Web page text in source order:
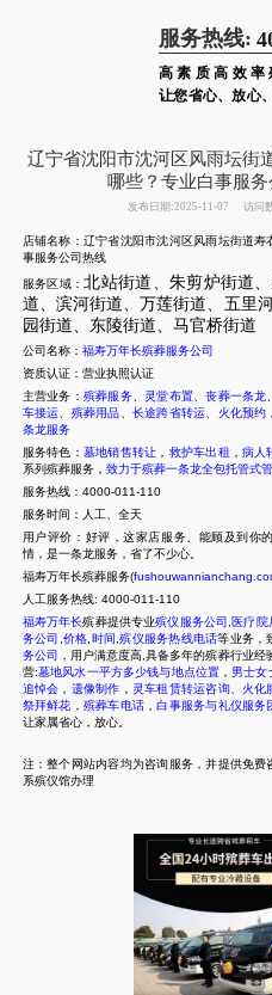
服务热线:
高素质高效率
让您省心、放心
辽宁省沈阳市沈河区风雨坛街
哪些？专业白事服
发布日期:2025-11-07 访问
店铺名称：辽宁省沈阳市沈河区风雨坛街道寿
事服务公司热线
服务区域：北站街道、朱剪炉街道
道、滨河街道、万莲街道、五里
园街道、东陵街道、马官桥街道
公司名称： 福寿万年长殡葬服务公司
资质认证：营业执照认证
主营业务： 殡葬服务、 灵堂布置 、丧葬一条龙
车接运
殡葬用品 长途跨省转运 火化预约
条龙服务
服务特色： 墓地销售转让 ， 救护车出租 ， 病人
系列殡葬服务， 致力于殡葬一条龙全包托管式
服务热线：4000-011-110
服务时间：人工、全天
用户评价：好评，这家店服务、能顾及到你
情，是一条龙服务，省了不少心。
福寿万年长殡葬服务(
人工服务热线: 4000-011-110
福寿万年长殡葬提供专业殡仪服务公司 医疗院
务公司 价格 时间 殡仪服务热线电话等业务，
务公司
，用户满意度高,具备多年的殡葬行业经
营:墓地风水一平方多少钱与地点位置 ， 男士女
追悼会 ， 遗像制作 ， 灵车租赁转运咨询、 火化
祭拜鲜花 ， 殡葬车电话 ，白事服务与礼仪服务
让家属省心，放心。
注：整个网站内容均为咨询服务，并提供免费
系殡仪馆办理